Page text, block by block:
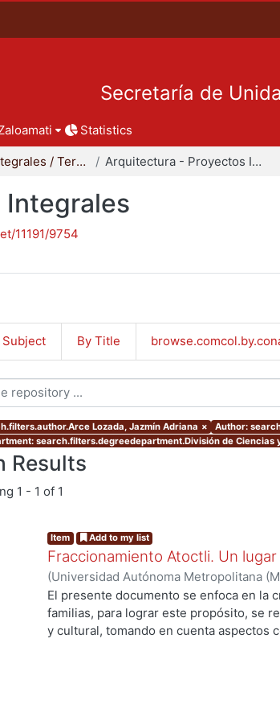
Secretaría de
Statistics
Proyectos Integrales / Terminales - Licenciatura Arquitectura - Proyectos Integrales
11191/9754
Subject By Title
Lozada, Jazmín Adriana × Author:
search.filters.degreedepartment.División de Ciencias
Results
1 - 1 of 1
Item Add to my list
Fraccionamiento Atoctli. Un
(Universidad Autónoma Metropolitana
de Servicios de Información.,2023-06-
Lozada, Jazmín Adriana; Chávez
El presente documento se enfoca en la
familias, para lograr este propósito, se
y cultural, tomando en cuenta aspectos